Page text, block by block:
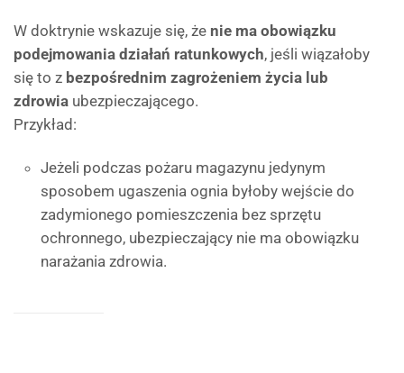
W doktrynie wskazuje się, że nie ma obowiązku
podejmowania działań ratunkowych, jeśli wiązałoby
się to z bezpośrednim zagrożeniem życia lub
zdrowia ubezpieczającego.
Przykład:
Jeżeli podczas pożaru magazynu jedynym
sposobem ugaszenia ognia byłoby wejście do
zadymionego pomieszczenia bez sprzętu
ochronnego, ubezpieczający nie ma obowiązku
narażania zdrowia.